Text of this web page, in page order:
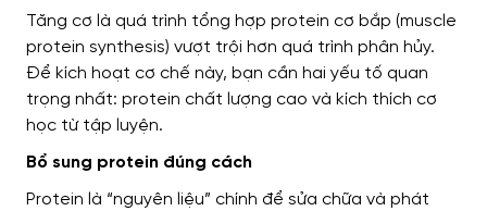
Tăng cơ là quá trình tổng hợp protein cơ bắp (muscle
protein synthesis) vượt trội hơn quá trình phân hủy.
Để kích hoạt cơ chế này, bạn cần hai yếu tố quan
trọng nhất: protein chất lượng cao và kích thích cơ
học từ tập luyện.
Bổ sung protein đúng cách
Protein là “nguyên liệu” chính để sửa chữa và phát